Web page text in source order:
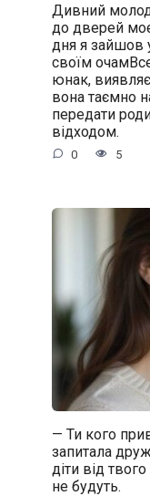
Дивний
до дверей
дня я зайшов
своїм
юнак,
вона таємно
передати
відходом.
0 5
— Ти кого
запитала
діти від
не будуть.